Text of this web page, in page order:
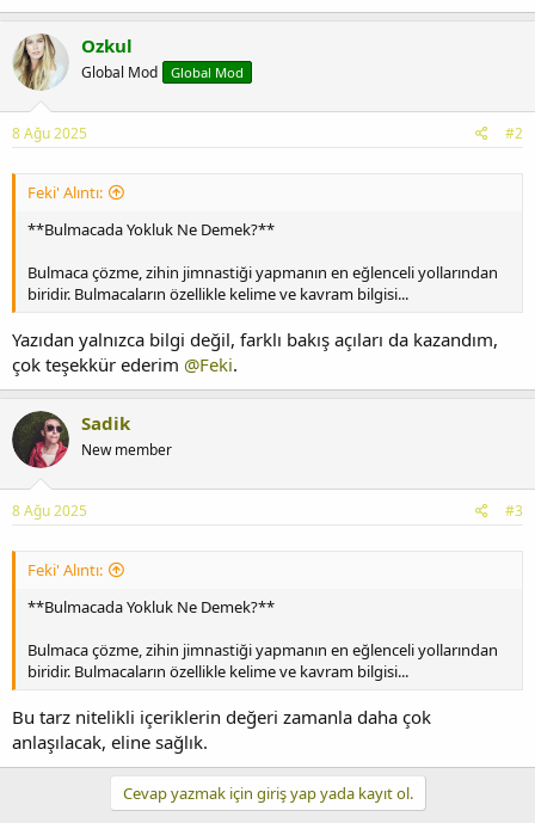
Ozkul
Global Mod Global Mod
8 Ağu 2025 #2
Feki' Alıntı:
**Bulmacada Yokluk Ne Demek?**
Bulmaca çözme, zihin jimnastiği yapmanın en eğlenceli yollarından
biridir. Bulmacaların özellikle kelime ve kavram bilgisi...
Yazıdan yalnızca bilgi değil, farklı bakış açıları da kazandım,
çok teşekkür ederim @Feki.
Sadik
New member
8 Ağu 2025 #3
Feki' Alıntı:
**Bulmacada Yokluk Ne Demek?**
Bulmaca çözme, zihin jimnastiği yapmanın en eğlenceli yollarından
biridir. Bulmacaların özellikle kelime ve kavram bilgisi...
Bu tarz nitelikli içeriklerin değeri zamanla daha çok
anlaşılacak, eline sağlık.
Cevap yazmak için giriş yap yada kayıt ol.